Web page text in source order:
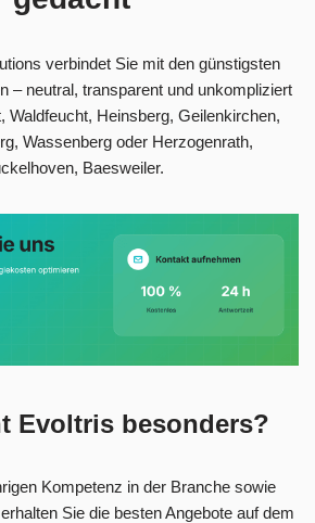
verbindet Sie mit den günstigsten
– neutral, transparent und unkompliziert
Waldfeucht, Heinsberg, Geilenkirchen,
Wassenberg oder Herzogenrath,
Baesweiler.
Evoltris besonders?
Kompetenz in der Branche sowie
Sie die besten Angebote auf dem